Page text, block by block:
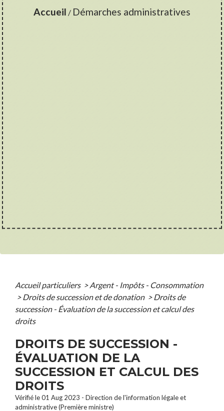
Accueil / Démarches administratives
Accueil particuliers > Argent - Impôts - Consommation
> Droits de succession et de donation > Droits de
succession - Évaluation de la succession et calcul des
droits
DROITS DE SUCCESSION -
ÉVALUATION DE LA
SUCCESSION ET CALCUL DES
DROITS
Vérifié le 01 Aug 2023 - Direction de l'information légale et
administrative (Première ministre)